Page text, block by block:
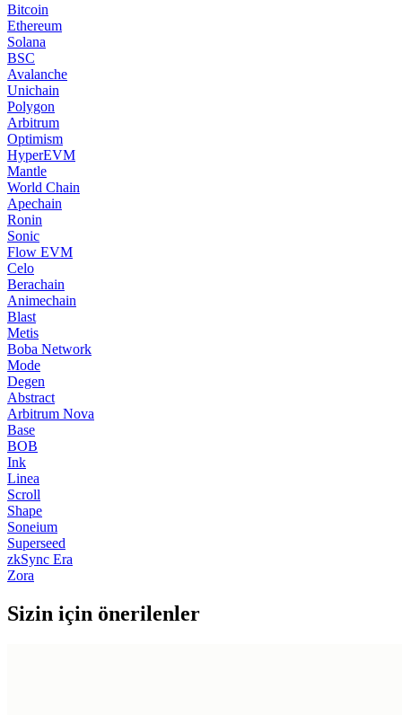
Bitcoin
Ethereum
Solana
BSC
Avalanche
Unichain
Polygon
Arbitrum
Optimism
HyperEVM
Mantle
World Chain
Apechain
Ronin
Sonic
Flow EVM
Celo
Berachain
Animechain
Blast
Metis
Boba Network
Mode
Degen
Abstract
Arbitrum Nova
Base
BOB
Ink
Linea
Scroll
Shape
Soneium
Superseed
zkSync Era
Zora
Sizin için önerilenler